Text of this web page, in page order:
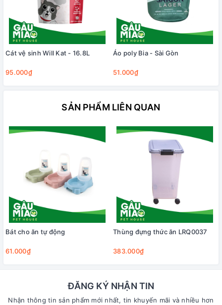
Cát vệ sinh Will Kat - 16.8L
95.000₫
Áo poly Bia - Sài Gòn
51.000₫
SẢN PHẨM LIÊN QUAN
Bát cho ăn tự động
61.000₫
Thùng đựng thức ăn LRQ0037
383.000₫
ĐĂNG KÝ NHẬN TIN
Nhận thông tin sản phẩm mới nhất, tin khuyến mãi và nhiều hơn